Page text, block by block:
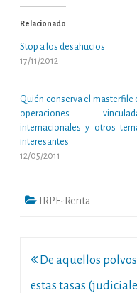
Relacionado
Stop a los desahucios
17/11/2012
Quién conserva el masterfile
operaciones
internacionales y otros
interesantes
12/05/2011
IRPF-Renta
Navegación
de
De aquellos
estas tasas